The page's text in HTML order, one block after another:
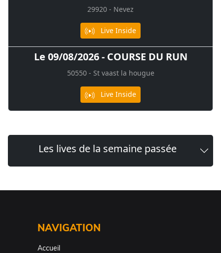
29920 - Nevez
Live Inside
Le 09/08/2026 - COURSE DU RUN
50550 - St vaast la hougue
Live Inside
Les lives de la semaine passée
NAVIGATION
Accueil